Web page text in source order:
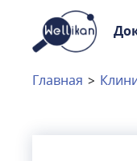
Доктора
Клиники
Главная >